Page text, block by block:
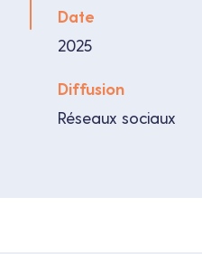
Date
2025
Diffusion
Réseaux sociaux